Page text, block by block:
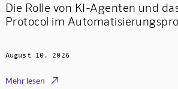
Die Rolle von KI-Agenten und
Protocol im
August 10, 2026
Mehr lesen 